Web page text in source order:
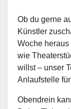
Ob du gerne
Künstler
Woche
wie
willst – unser
Anlaufstelle
Obendrein